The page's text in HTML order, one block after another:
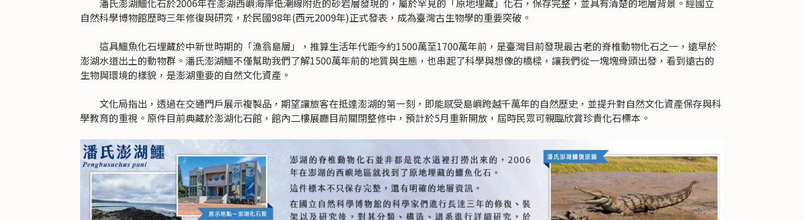
潘氏澎湖鱷化石於2006年在澎湖西嶼海岸低潮線附近的砂岩層發現的，屬於罕見的「原地埋藏」化石，保存完整，並具有清楚的地層背景。經國立
自然科學博物館歷時三年修復與研究，於民國98年(西元2009年)正式發表，成為臺灣古生物學的重要突破。
這具鱷魚化石埋藏於中新世時期的「漁翁島層」，推算生活年代距今約1500萬至1700萬年前，是臺灣目前發現最古老的脊椎動物化石之一，遠早於
澎湖水道出土的動物群。潘氏澎湖鱷不僅幫助我們了解1500萬年前的地質與生態，也串起了科學與想像的橋樑，讓我們從一塊塊骨頭出發，看到遠古的
生物與環境的樣貌，是澎湖重要的自然文化資產。
文化局指出，透過在交通門戶展示複製品，期望讓旅客在抵達澎湖的第一刻，即能感受島嶼跨越千萬年的自然歷史，並提升對自然文化資產保存與科
學教育的重視。原件目前典藏於澎湖化石館，館內二樓展廳目前關閉整修中，預計於5月重新開放，屆時民眾可親臨欣賞珍貴化石標本。